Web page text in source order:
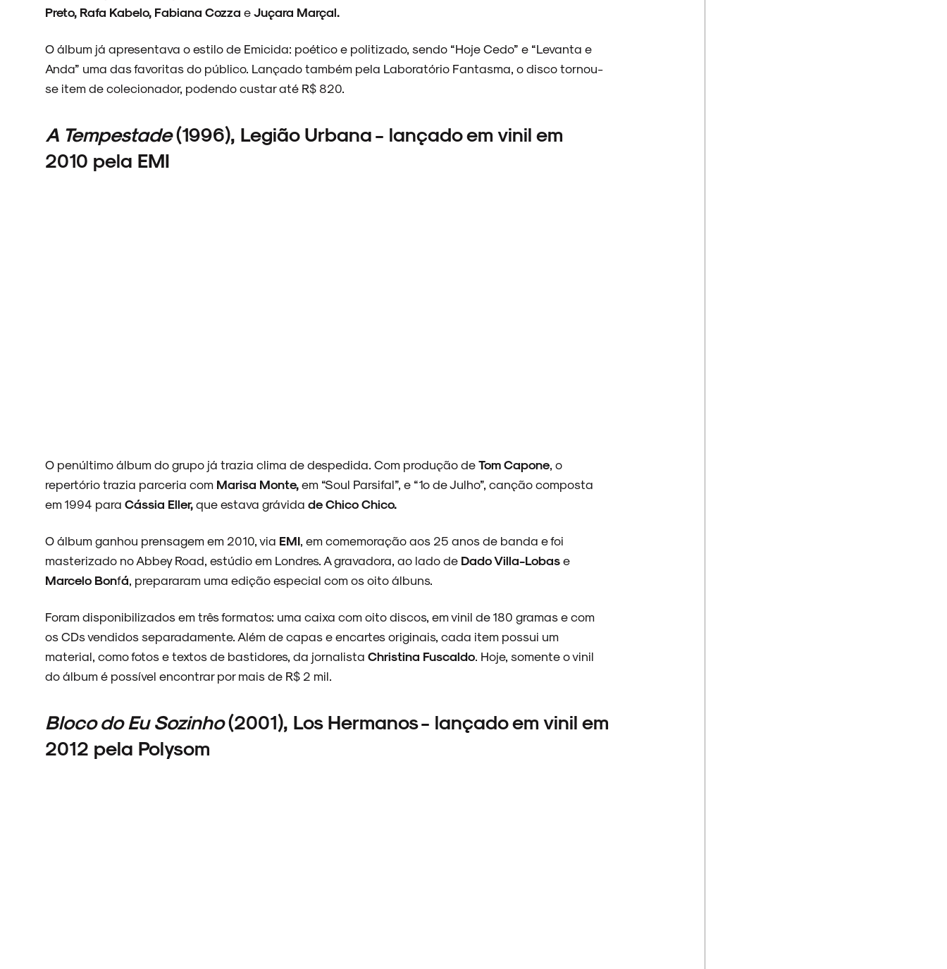
NOVIDADES
NOIZE RECORD CLUB
Preto, Rafa Kabelo, Fabiana Cozza eJuçara Marçal.
O álbum já apresentava o estilo de Emicida: poético e politizado, sendo “Hoje Cedo” e “Levanta e
Anda” uma das favoritas do público. Lançado também pela Laboratório Fantasma, o disco tornou-
se item de colecionador, podendo custar até R$ 820.
A Tempestade(1996), Legião Urbana - lançado em vinil em
2010 pela EMI
O penúltimo álbum do grupo já trazia clima de despedida. Com produção deTom Capone , o
repertório trazia parceria com Marisa Monte,em “Soul Parsifal”, e “1º de Julho”, canção composta
em 1994 para Cássia Eller,que estava grávida de Chico Chico.
O álbum ganhou prensagem em 2010, via EMI , em comemoração aos 25 anos de banda e foi
masterizado no Abbey Road, estúdio em Londres. A gravadora, ao lado de Dado Villa-Lobase
Marcelo Bonfá , prepararam uma edição especial com os oito álbuns.
Foram disponibilizados em três formatos: uma caixa com oito discos, em vinil de 180 gramas e com
os CDs vendidos separadamente. Além de capas e encartes originais, cada item possui um
material, como fotos e textos de bastidores, da jornalista Christina Fuscaldo . Hoje, somente o vinil
do álbum é possível encontrar por mais de R$ 2 mil.
Bloco do Eu Sozinho(2001), Los Hermanos - lançado em vinil em
2012 pela Polysom